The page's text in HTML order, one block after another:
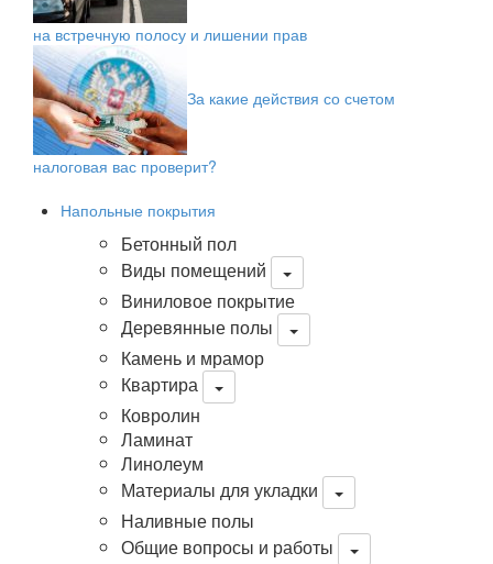
на встречную полосу и лишении прав
За какие действия со счетом
налоговая вас проверит?
Напольные покрытия
Бетонный пол
Виды помещений
Виниловое покрытие
Деревянные полы
Камень и мрамор
Квартира
Ковролин
Ламинат
Линолеум
Материалы для укладки
Наливные полы
Общие вопросы и работы